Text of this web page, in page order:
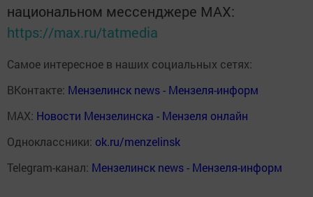
национальном мессенджере MАХ:
https://max.ru/tatmedia
Самое интересное в наших социальных сетях:
ВКонтакте: Мензелинск news - Мензеля-информ
MAX: Новости Мензелинска - Мензеля онлайн
Одноклассники: ok.ru/menzelinsk
Telegram-канал: Мензелинск news - Мензеля-информ